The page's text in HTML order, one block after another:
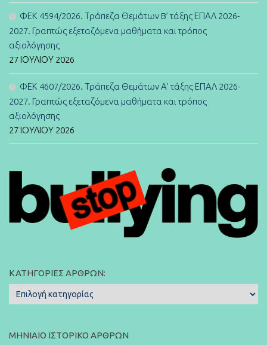
ΦΕΚ 4594/2026. Τράπεζα Θεμάτων B’ τάξης ΕΠΑΛ 2026-
2027. Γραπτώς εξεταζόμενα μαθήματα και τρόπος
αξιολόγησης
27 ΙΟΥΛΊΟΥ 2026
ΦΕΚ 4607/2026. Τράπεζα Θεμάτων Α’ τάξης ΕΠΑΛ 2026-
2027. Γραπτώς εξεταζόμενα μαθήματα και τρόπος
αξιολόγησης
27 ΙΟΥΛΊΟΥ 2026
ΚΑΤΗΓΟΡΊΕΣ ΆΡΘΡΩΝ:
Κατηγορίες
Άρθρων:
ΜΗΝΙΑΊΟ ΙΣΤΟΡΙΚΌ ΆΡΘΡΩΝ